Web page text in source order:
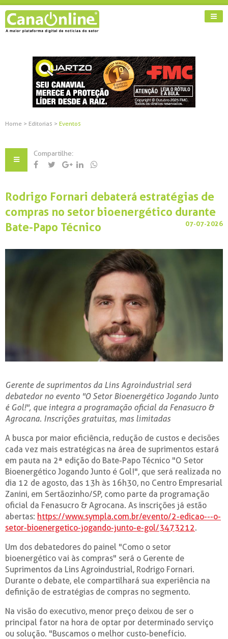
Home > Editorias > Eventos
Compartilhe:
Rodrigo Fornari debaterá estratégias de
compras no setor bioenergético durante
Bate-Papo Técnico
07-07-2026
Gerente de suprimentos da Lins Agroindustrial será
debatedor no evento "O Setor Bioenergético Jogando Junto
é Gol!", que integra a programação oficial da Fenasucro &
Agrocana. Inscrições gratuitas, mas limitadas
A busca por maior eficiência, redução de custos e decisões
cada vez mais estratégicas na área de suprimentos estará
em pauta na 2ª edição do Bate-Papo Técnico "O Setor
Bioenergético Jogando Junto é Gol!", que será realizada no
dia 12 de agosto, das 13h às 16h30, no Centro Empresarial
Zanini, em Sertãozinho/SP, como parte da programação
oficial da Fenasucro & Agrocana. As inscrições já estão
abertas: https://www.sympla.com.br/evento/2-edicao---o-
setor-bioenergetico-jogando-junto-e-gol/3473212.
Um dos debatedores do painel "Como o setor
bioenergético vai às compras" será o Gerente de
Suprimentos da Lins Agroindustrial, Rodrigo Fornari.
Durante o debate, ele compartilhará sua experiência na
definição de estratégias de compras no segmento.
Na visão do executivo, menor preço deixou de ser o
principal fator na hora de optar por determinado serviço
ou solução. "Buscamos o melhor custo-benefício.